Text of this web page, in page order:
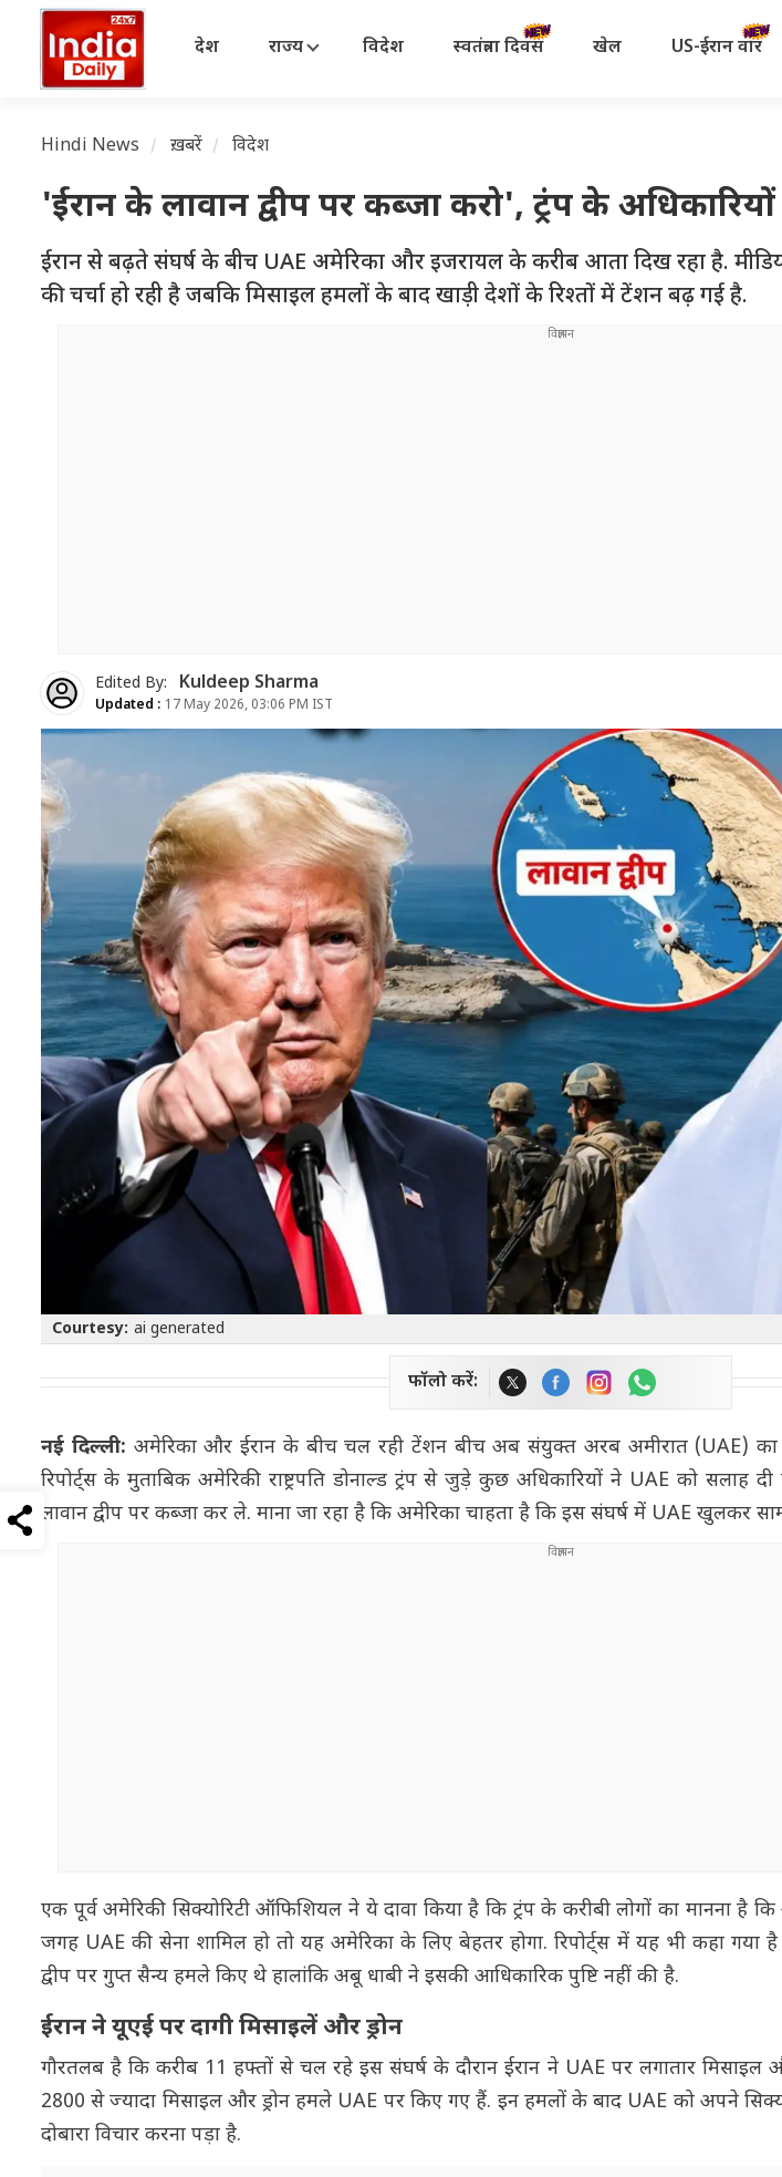
देश राज्य विदेश स्वतंत्रता दिवस खेल US-ईरान वॉर
Hindi News ख़बरें विदेश
'ईरान के लावान द्वीप पर कब्जा करो', ट्रंप के
ईरान से बढ़ते संघर्ष के बीच UAE अमेरिका और इजरायल के करीब आता दिख रहा है. मीडिया
की चर्चा हो रही है जबकि मिसाइल हमलों के बाद खाड़ी देशों के रिश्तों में टेंशन बढ़ गई है.
Edited By: Kuldeep Sharma
Updated : 17 May 2026, 03:06 PM IST
Courtesy: ai generated
फॉलो करें:
नई दिल्ली: अमेरिका और ईरान के बीच चल रही टेंशन बीच अब संयुक्त अरब अमीरात (UAE) का
रिपोर्ट्स के मुताबिक अमेरिकी राष्ट्रपति डोनाल्ड ट्रंप से जुड़े कुछ अधिकारियों ने UAE को सलाह
लावान द्वीप पर कब्जा कर ले. माना जा रहा है कि अमेरिका चाहता है कि इस संघर्ष में UAE खुलकर
एक पूर्व अमेरिकी सिक्योरिटी ऑफिशियल ने ये दावा किया है कि ट्रंप के करीबी लोगों का मानना है
जगह UAE की सेना शामिल हो तो यह अमेरिका के लिए बेहतर होगा. रिपोर्ट्स में यह भी कहा
द्वीप पर गुप्त सैन्य हमले किए थे हालांकि अबू धाबी ने इसकी आधिकारिक पुष्टि नहीं की है.
ईरान ने यूएई पर दागी मिसाइलें और ड्रोन
गौरतलब है कि करीब 11 हफ्तों से चल रहे इस संघर्ष के दौरान ईरान ने UAE पर लगातार मिसाइल
2800 से ज्यादा मिसाइल और ड्रोन हमले UAE पर किए गए हैं. इन हमलों के बाद UAE को अपने
दोबारा विचार करना पड़ा है.